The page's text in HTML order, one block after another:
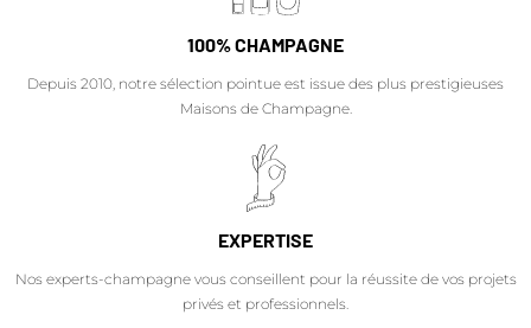
100% CHAMPAGNE
Depuis 2010, notre sélection pointue est issue des plus prestigieuses
Maisons de Champagne.
EXPERTISE
Nos experts-champagne vous conseillent pour la réussite de vos projets
privés et professionnels.